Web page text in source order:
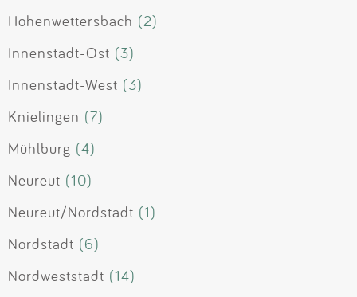
Hohenwettersbach (2)
Innenstadt-Ost (3)
Innenstadt-West (3)
Knielingen (7)
Mühlburg (4)
Neureut (10)
Neureut/Nordstadt (1)
Nordstadt (6)
Nordweststadt (14)